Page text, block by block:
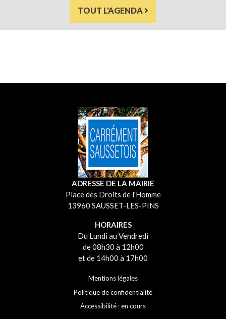
TOUT L'AGENDA
ADRESSE DE LA MAIRIE
Place des Droits de l'Homme
13960 SAUSSET-LES-PINS
HORAIRES
Du Lundi au Vendredi
de 08h30 à 12h00
et de 14h00 à 17h00
Mentions légales
Politique de confidentialité
Accessibilité : en cours